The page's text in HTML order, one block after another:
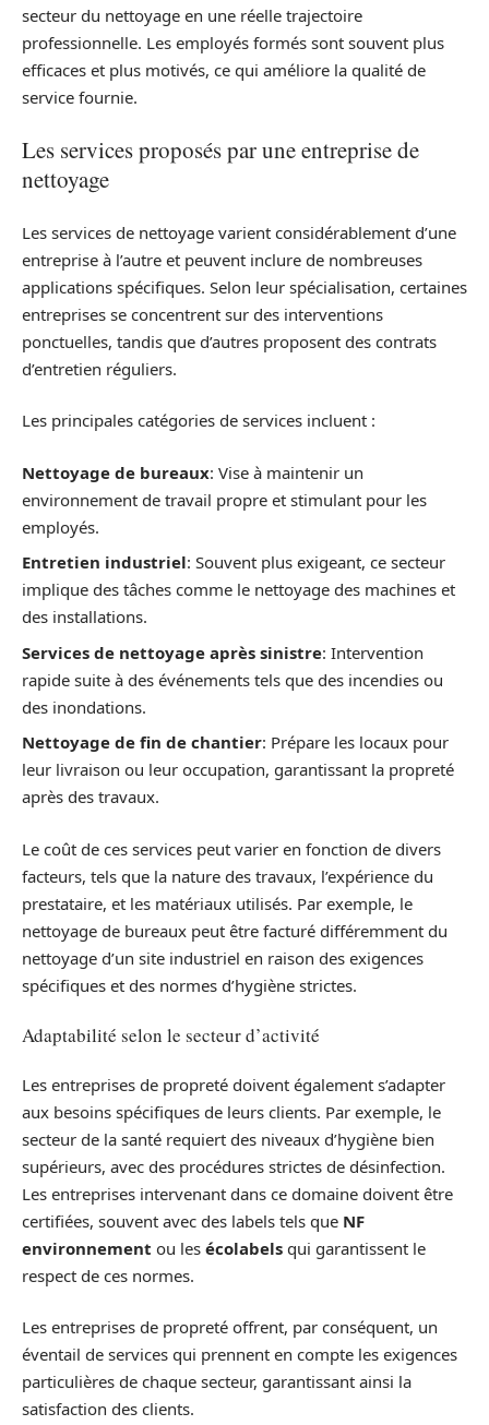
secteur du nettoyage en une réelle trajectoire
professionnelle. Les employés formés sont souvent plus
efficaces et plus motivés, ce qui améliore la qualité de
service fournie.
Les services proposés par une entreprise de
nettoyage
Les services de nettoyage varient considérablement d’une
entreprise à l’autre et peuvent inclure de nombreuses
applications spécifiques. Selon leur spécialisation, certaines
entreprises se concentrent sur des interventions
ponctuelles, tandis que d’autres proposent des contrats
d’entretien réguliers.
Les principales catégories de services incluent :
Nettoyage de bureaux: Vise à maintenir un
environnement de travail propre et stimulant pour les
employés.
Entretien industriel: Souvent plus exigeant, ce secteur
implique des tâches comme le nettoyage des machines et
des installations.
Services de nettoyage après sinistre: Intervention
rapide suite à des événements tels que des incendies ou
des inondations.
Nettoyage de fin de chantier: Prépare les locaux pour
leur livraison ou leur occupation, garantissant la propreté
après des travaux.
Le coût de ces services peut varier en fonction de divers
facteurs, tels que la nature des travaux, l’expérience du
prestataire, et les matériaux utilisés. Par exemple, le
nettoyage de bureaux peut être facturé différemment du
nettoyage d’un site industriel en raison des exigences
spécifiques et des normes d’hygiène strictes.
Adaptabilité selon le secteur d’activité
Les entreprises de propreté doivent également s’adapter
aux besoins spécifiques de leurs clients. Par exemple, le
secteur de la santé requiert des niveaux d’hygiène bien
supérieurs, avec des procédures strictes de désinfection.
Les entreprises intervenant dans ce domaine doivent être
certifiées, souvent avec des labels tels que NF
environnement ou les écolabels qui garantissent le
respect de ces normes.
Les entreprises de propreté offrent, par conséquent, un
éventail de services qui prennent en compte les exigences
particulières de chaque secteur, garantissant ainsi la
satisfaction des clients.